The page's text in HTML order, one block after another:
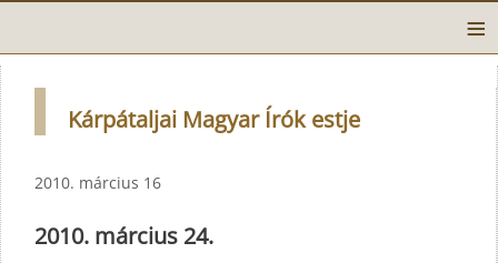
≡
Kárpátaljai Magyar Írók estje
2010. március 16
2010. március 24.